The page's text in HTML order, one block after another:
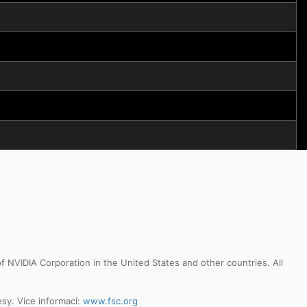
NVIDIA Corporation in the United States and other countries. All
Více informací: www.fsc.org